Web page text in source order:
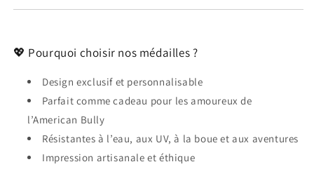
💖 Pourquoi choisir nos médailles ?
Design exclusif et personnalisable
Parfait comme cadeau pour les amoureux de
l’American Bully
Résistantes à l’eau, aux UV, à la boue et aux aventures
Impression artisanale et éthique